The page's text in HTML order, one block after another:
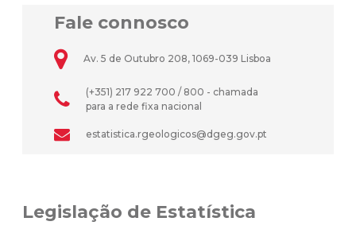
Fale connosco
Av. 5 de Outubro 208, 1069-039 Lisboa
(+351) 217 922 700 / 800 - chamada
para a rede fixa nacional
estatistica.rgeologicos@dgeg.gov.pt
Legislação de Estatística